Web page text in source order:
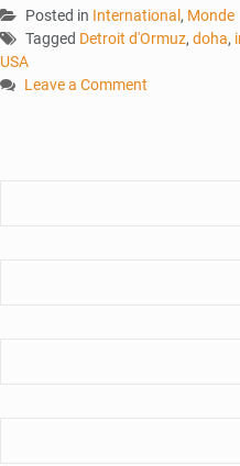
Posted in International , Monde
Tagged Detroit d'Ormuz, doha,
USA
Leave a Comment